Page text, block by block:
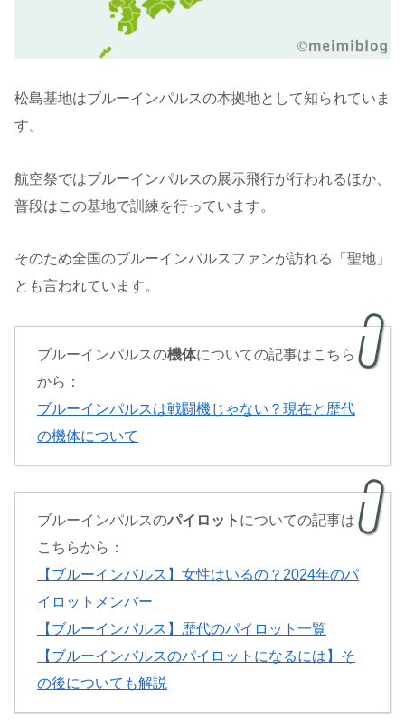
松島基地はブルーインパルスの本拠地として知られていま
す。
航空祭ではブルーインパルスの展示飛行が行われるほか、
普段はこの基地で訓練を行っています。
そのため全国のブルーインパルスファンが訪れる「聖地」
とも言われています。
ブルーインパルスの機体についての記事はこちら
から：
ブルーインパルスは戦闘機じゃない？現在と歴代
の機体について
ブルーインパルスのパイロット についての記事は
こちらから：
【ブルーインパルス】女性はいるの？2024年のパ
イロットメンバー
【ブルーインパルス】歴代のパイロット一覧
【ブルーインパルスのパイロットになるには】そ
の後についても解説